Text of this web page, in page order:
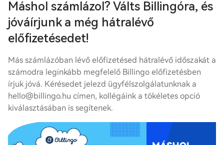
Máshol számlázol? Válts Billingóra, és
jóváírjunk a még hátralévő
előfizetésedet!
Más számlázóban lévő előfizetésed hátralévő időszakát a
számodra leginkább megfelelő Billingo előfizetésben
írjuk jóvá. Kérésedet jelezd ügyfélszolgálatunknak a
hello@billingo.hu címen, kollégáink a tökéletes opció
kiválasztásában is segítenek.